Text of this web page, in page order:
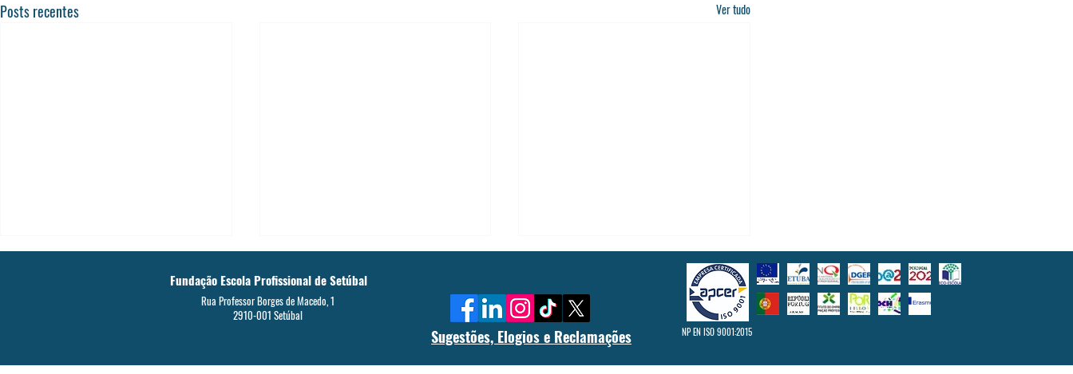
Posts recentes Ver tudo
Fundação Escola Profissional de Setúbal
Rua Professor Borges de Macedo, 1
2910-001 Setúbal
NP EN ISO 9001:2015
Sugestões, Elogios e Reclamações